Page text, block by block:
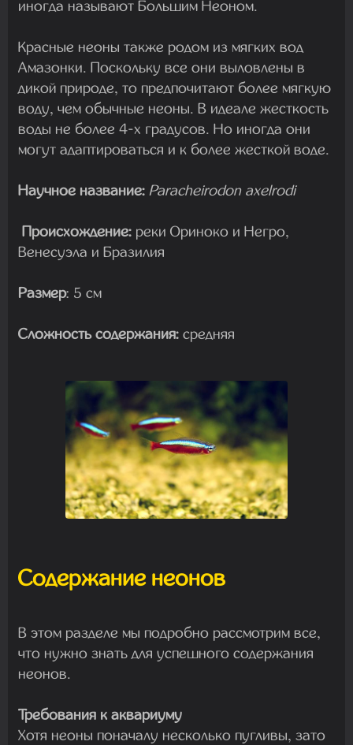
иногда называют Большим Неоном.
Красные неоны также родом из мягких вод
Амазонки. Поскольку все они выловлены в
дикой природе, то предпочитают более мягкую
воду, чем обычные неоны. В идеале жесткость
воды не более 4-х градусов. Но иногда они
могут адаптироваться и к более жесткой воде.
Научное название: Paracheirodon axelrodi
Происхождение: реки Ориноко и Негро,
Венесуэла и Бразилия
Размер: 5 см
Сложность содержания: средняя
Содержание неонов
В этом разделе мы подробно рассмотрим все,
что нужно знать для успешного содержания
неонов.
Требования к аквариуму
Хотя неоны поначалу несколько пугливы, зато